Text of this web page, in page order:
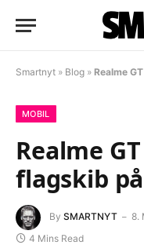
Smartnyt » Blog » Realme
MOBIL
Realme
flagskib
By SMARTNYT 8.
4 Mins Read